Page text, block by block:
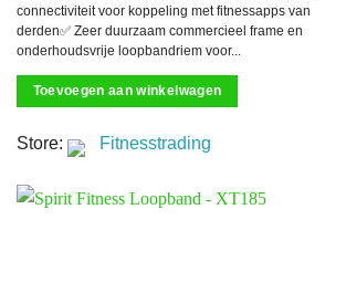
connectiviteit voor koppeling met fitnessapps van
derden✅ Zeer duurzaam commercieel frame en
onderhoudsvrije loopbandriem voor...
Toevoegen aan winkelwagen
Store: Fitnesstrading